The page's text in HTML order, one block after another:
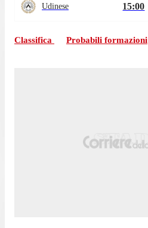
Udinese 15:00
Classifica Probabili formazioni